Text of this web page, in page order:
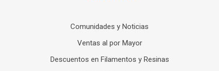
Comunidades y Noticias
Ventas al por Mayor
Descuentos en Filamentos y Resinas